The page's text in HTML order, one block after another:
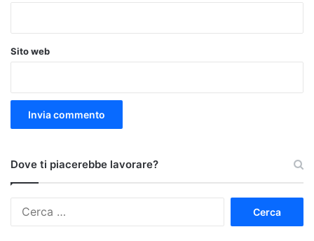
Sito web
Dove ti piacerebbe lavorare?